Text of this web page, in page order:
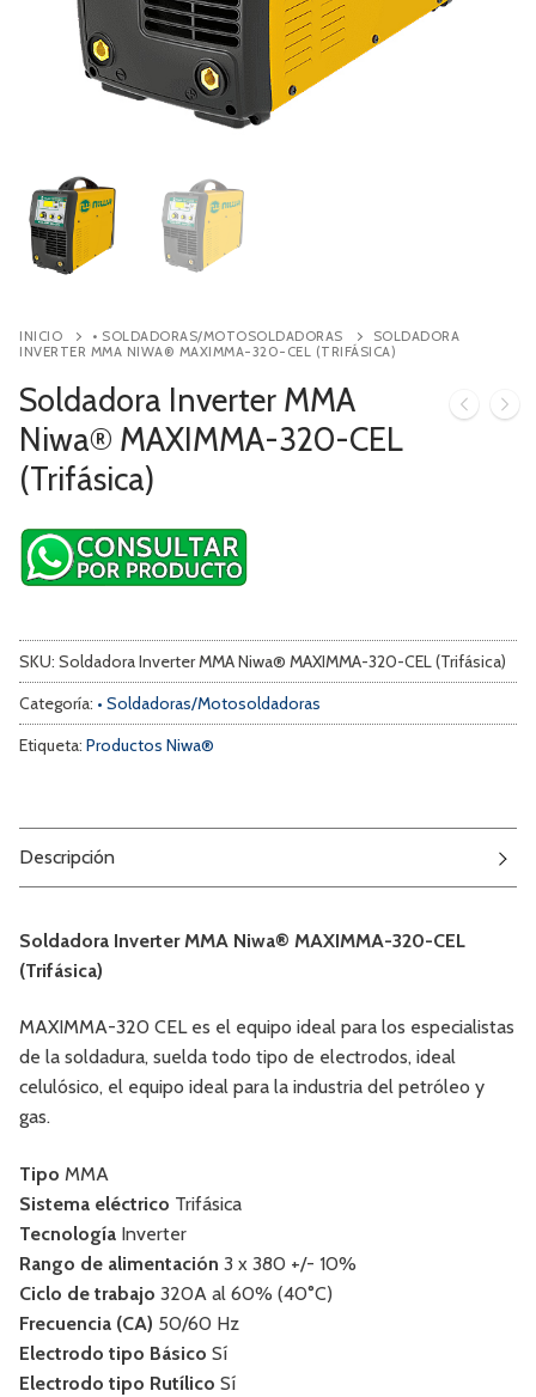
Contacto
INICIO • SOLDADORAS/MOTOSOLDADORAS
SOLDADORA
INVERTER MMA NIWA® MAXIMMA-320-CEL (TRIFÁSICA)
Soldadora Inverter MMA
Niwa® MAXIMMA-320-CEL
(Trifásica)
SKU: Soldadora Inverter MMA Niwa® MAXIMMA-320-CEL (Trifásica)
Categoría: • Soldadoras/Motosoldadoras
Etiqueta: Productos Niwa®
Descripción
Soldadora Inverter MMA Niwa® MAXIMMA-320-CEL
(Trifásica)
MAXIMMA-320 CEL es el equipo ideal para los especialistas
de la soldadura, suelda todo tipo de electrodos, ideal
celulósico, el equipo ideal para la industria del petróleo y
gas.
Tipo MMA
Sistema eléctrico Trifásica
Tecnología Inverter
Rango de alimentación 3 x 380 +/- 10%
Ciclo de trabajo 320A al 60% (40°C)
Frecuencia (CA) 50/60 Hz
Electrodo tipo Básico Sí
Electrodo tipo Rutílico Sí